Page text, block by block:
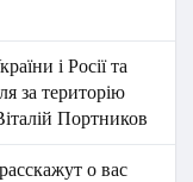
і Росії та
за територію
Портников
о вас